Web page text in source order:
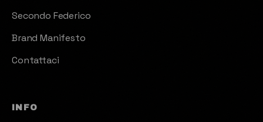
Secondo Federico
Brand Manifesto
Contattaci
INFO